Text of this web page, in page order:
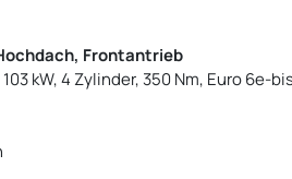
Frontantrieb
kW, 4 Zylinder, 350 Nm, Euro 6e-